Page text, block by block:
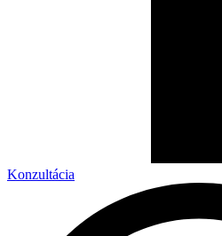
Konzultácia